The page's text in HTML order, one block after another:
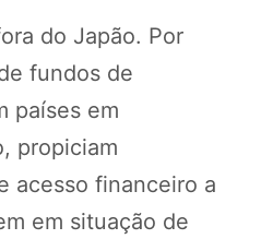
do Japão. Por
fundos de
países em
propiciam
acesso financeiro a
em situação de